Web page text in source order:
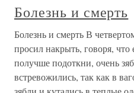
Болезнь и смерть
Болезнь и смерть В
просил накрыть, говоря,
получше подоткни, очень
встревожились, так как в